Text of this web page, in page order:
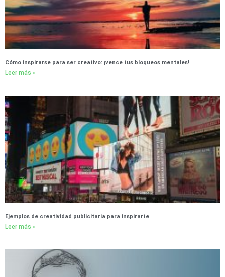
Cómo inspirarse para ser creativo: ¡vence tus bloqueos mentales!
Leer más »
Ejemplos de creatividad publicitaria para inspirarte
Leer más »